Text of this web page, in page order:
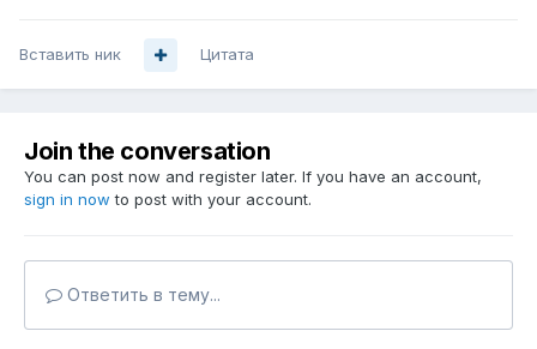
Вставить ник Цитата
Join the conversation
You can post now and register later. If you have an account,
sign in now to post with your account.
Ответить в тему...